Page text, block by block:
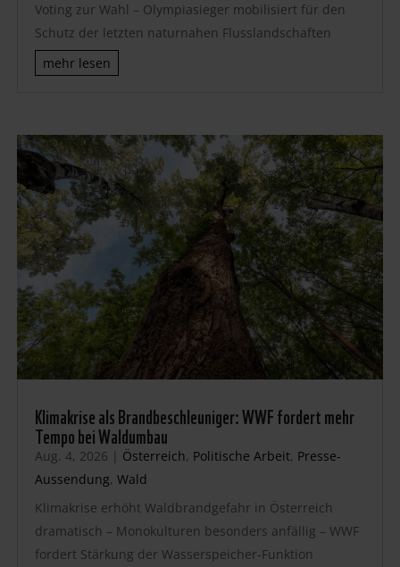
Voting zur Wahl – Olympiasieger mobilisiert für den
Schutz der letzten naturnahen Flusslandschaften
mehr lesen
Klimakrise als Brandbeschleuniger: WWF fordert mehr
Tempo bei Waldumbau
Aug. 4, 2026 | Österreich, Politische Arbeit, Presse-
Aussendung, Wald
Klimakrise erhöht Waldbrandgefahr in Österreich
dramatisch – Monokulturen besonders anfällig – WWF
fordert Stärkung der Wasserspeicher-Funktion